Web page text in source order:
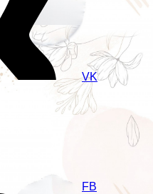
VK
FB